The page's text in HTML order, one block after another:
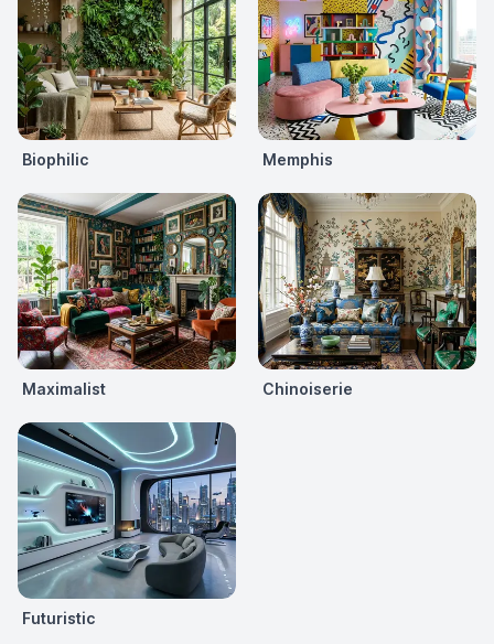
Biophilic Memphis
Maximalist Chinoiserie
Futuristic